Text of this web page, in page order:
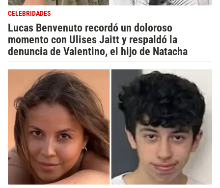
CELEBRIDADES
Lucas Benvenuto recordó un doloroso
momento con Ulises Jaitt y respaldó la
denuncia de Valentino, el hijo de Natacha